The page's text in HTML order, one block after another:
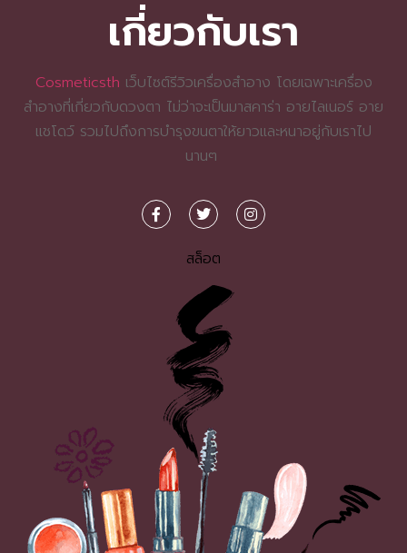
เกี่ยวกับเรา
Cosmeticsth เว็บไซต์รีวิวเครื่องสำอาง โดยเฉพาะเครื่อง
สำอางที่เกี่ยวกับดวงตา ไม่ว่าจะเป็นมาสคาร่า อายไลเนอร์ อาย
แชโดว์ รวมไปถึงการบำรุงขนตาให้ยาวและหนาอยู่กับเราไป
นานๆ
สล็อต